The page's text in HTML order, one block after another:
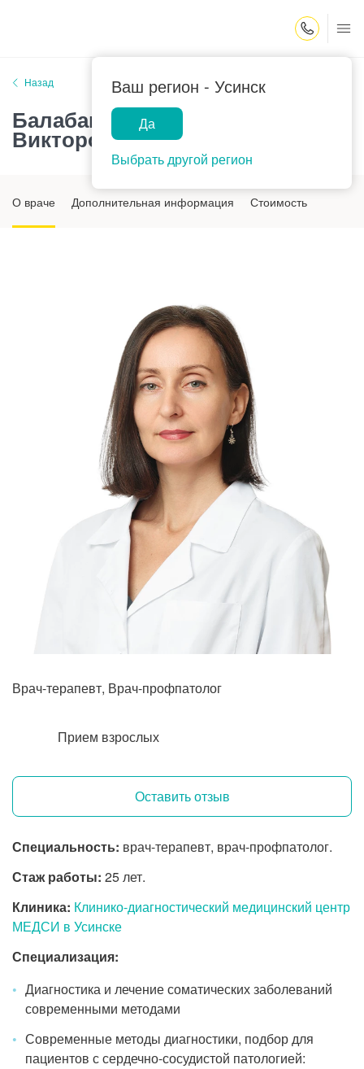
Ваш регион - Усинск
Да
Выбрать другой регион
Назад
Балабанова Людмила
Викторовна
О враче Дополнительная информация Стоимость
Врач-терапевт, Врач-профпатолог
Прием взрослых
Оставить отзыв
Специальность: врач-терапевт, врач-профпатолог.
Стаж работы: 25 лет.
Клиника: Клинико-диагностический медицинский центр
МЕДСИ в Усинске
Специализация:
Диагностика и лечение соматических заболеваний
современными методами
Современные методы диагностики, подбор для
пациентов ссердечно-сосудистой патологией: